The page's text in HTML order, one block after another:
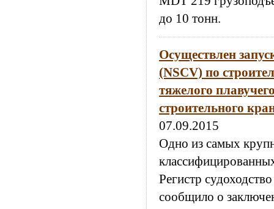
до 10 тонн.
Осуществлен
(NSCV) по
тяжелого
строительного
07.09.2015
Одно из самых
Регистр
сообщило о